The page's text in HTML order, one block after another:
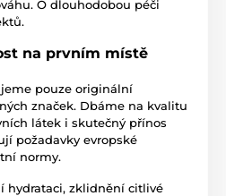
O dlouhodobou péči
na prvním místě
pouze originální
značek. Dbáme na kvalitu
látek i skutečný přínos
požadavky evropské
normy.
hydrataci, zklidnění citlivé